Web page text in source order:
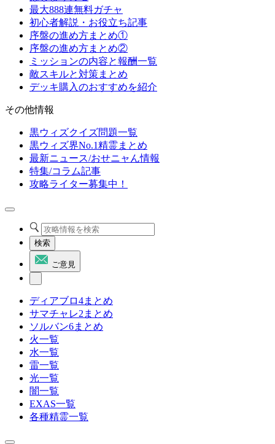
最大888連無料ガチャ
初心者解説・お役立ち記事
序盤の進め方まとめ①
序盤の進め方まとめ②
ミッションの内容と報酬一覧
敵スキルと対策まとめ
デッキ購入のおすすめを紹介
その他情報
黒ウィズクイズ問題一覧
黒ウィズ界No.1精霊まとめ
最新ニュース/おせニャん情報
特集/コラム記事
攻略ライター募集中！
検索
ご意見
ディアブロ4まとめ
サマチャレ2まとめ
ソルバン6まとめ
火一覧
水一覧
雷一覧
光一覧
闇一覧
EXAS一覧
各種精霊一覧